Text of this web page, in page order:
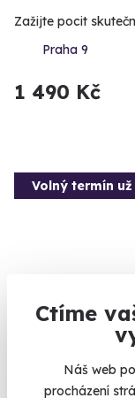
Ctíme
Náš web
procházení
Zažijte pocit
Praha 9
1 490 Kč
Volný termín
Jízda ve